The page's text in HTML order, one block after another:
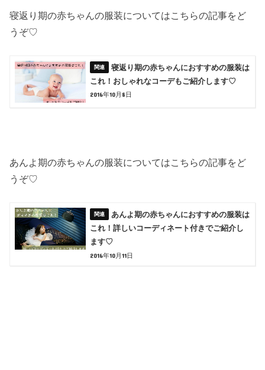
寝返り期の赤ちゃんの服装についてはこちらの記事をど
うぞ♡
寝返り期の赤ちゃんにおすすめの服装は
これ！おしゃれなコーデもご紹介します♡
2016年10月8日
あんよ期の赤ちゃんの服装についてはこちらの記事をど
うぞ♡
あんよ期の赤ちゃんにおすすめの服装は
これ！詳しいコーディネート付きでご紹介し
ます♡
2016年10月11日